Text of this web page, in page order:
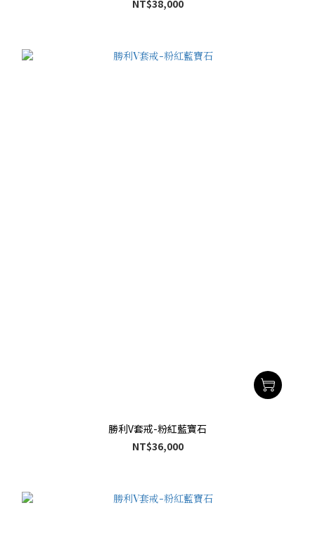
NT$38,000
勝利V套戒-粉紅藍寶石
NT$36,000